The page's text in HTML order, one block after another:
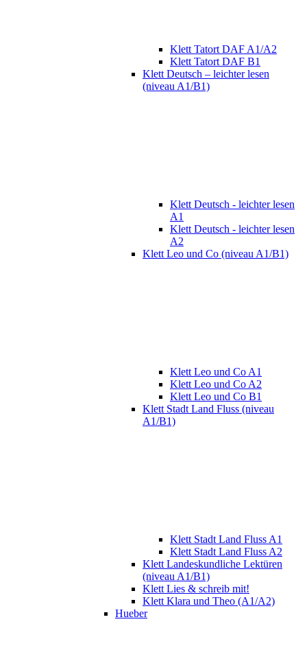
Klett Tatort DAF A1/A2
Klett Tatort DAF B1
Klett Deutsch – leichter lesen
(niveau A1/B1)
Klett Deutsch - leichter lesen
A1
Klett Deutsch - leichter lesen
A2
Klett Leo und Co (niveau A1/B1)
Klett Leo und Co A1
Klett Leo und Co A2
Klett Leo und Co B1
Klett Stadt Land Fluss (niveau
A1/B1)
Klett Stadt Land Fluss A1
Klett Stadt Land Fluss A2
Klett Landeskundliche Lektüren
(niveau A1/B1)
Klett Lies & schreib mit!
Klett Klara und Theo (A1/A2)
Hueber